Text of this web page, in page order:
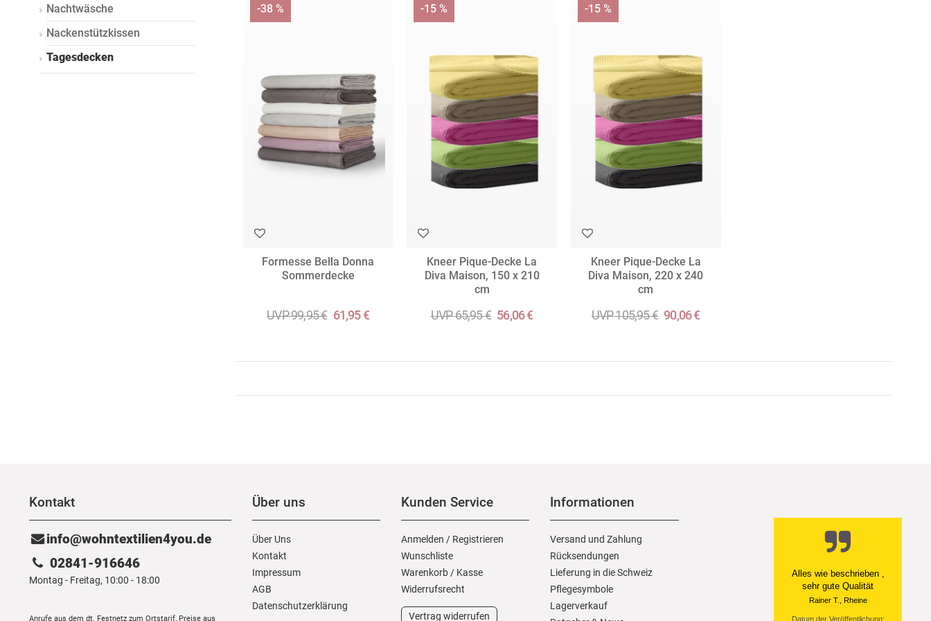
Cinderella
Damai
DDDDD
done
Fiep
Amsterdam
Formesse
Irisette
PIP-
Studio
Ross
SchlafKult
Vivaraise
Walra
Winkler
Nachtwäsche
Nackenstützkissen
Tagesdecken
Formesse Bella Donna
Sommerdecke
UVP 99,95 € 61,95 €
-38 %
Kneer Pique-Decke La
Diva Maison, 150 x 210
cm
UVP 65,95 € 56,06 €
-15 %
Kneer Pique-Decke La
Diva Maison, 220 x 240
cm
UVP 105,95 € 90,06 €
-15 %
Kontakt
info@wohntextilien4you.de
02841-916646
Montag - Freitag, 10:00 - 18:00
Anrufe aus dem dt. Festnetz zum Ortstarif, Preise aus
Über uns
Über Uns
Kontakt
Impressum
AGB
Daten­schutz­erklärung
Kunden Service
Anmelden / Registrieren
Wunschliste
Warenkorb / Kasse
Widerrufs­recht
Vertrag widerrufen
Informationen
Versand und Zahlung
Rücksendungen
Lieferung in die Schweiz
Pflegesymbole
Lagerverkauf
Alles wie beschrieben ,
sehr gute Qualität
Rainer T., Rheine
Datum der Veröffentlichung: